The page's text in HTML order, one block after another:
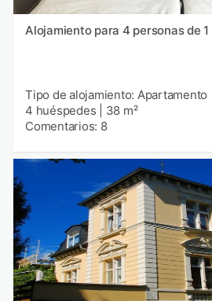
Alojamiento para 4 personas de
Tipo de alojamiento: Apartamento
4 huéspedes
38 m²
Comentarios: 8